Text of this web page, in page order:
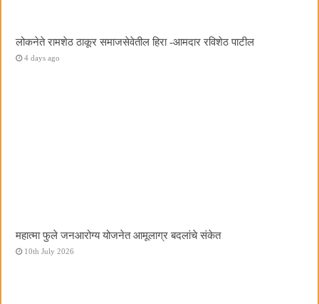
लोकनेते रामशेठ ठाकूर समाजसेवेतील हिरा -आमदार रविशेठ पाटील
4 days ago
महात्मा फुले जनआरोग्य योजनेत आमूलाग्र बदलांचे संकेत
10th July 2026